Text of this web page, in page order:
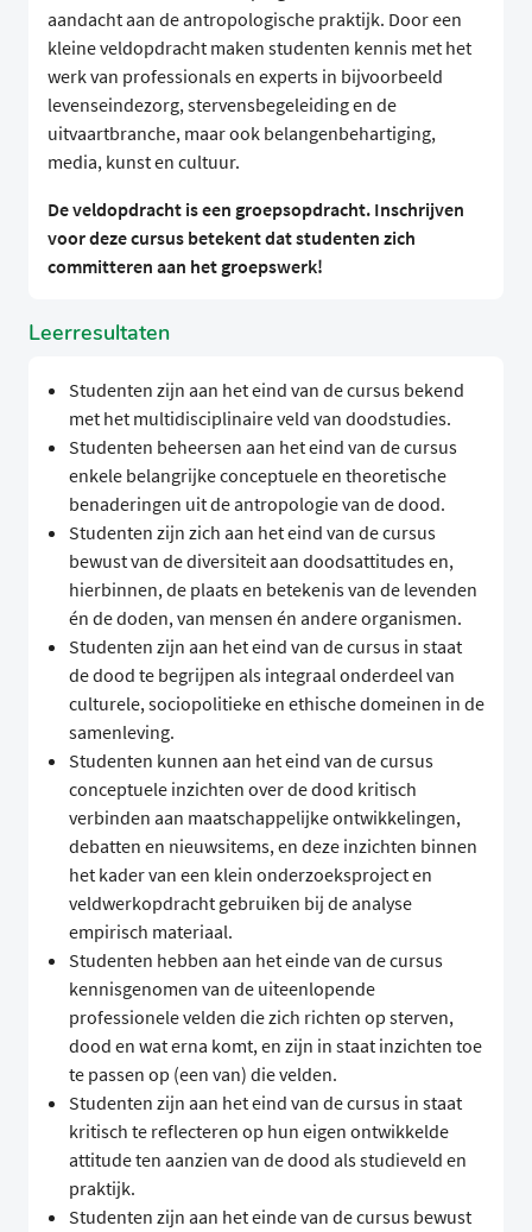
aandacht aan de antropologische praktijk. Door een
kleine veldopdracht maken studenten kennis met het
werk van professionals en experts in bijvoorbeeld
levenseindezorg, stervensbegeleiding en de
uitvaartbranche, maar ook belangenbehartiging,
media, kunst en cultuur.
De veldopdracht is een groepsopdracht. Inschrijven
voor deze cursus betekent dat studenten zich
committeren aan het groepswerk!
Leerresultaten
Studenten zijn aan het eind van de cursus bekend
met het multidisciplinaire veld van doodstudies.
Studenten beheersen aan het eind van de cursus
enkele belangrijke conceptuele en theoretische
benaderingen uit de antropologie van de dood.
Studenten zijn zich aan het eind van de cursus
bewust van de diversiteit aan doodsattitudes en,
hierbinnen, de plaats en betekenis van de levenden
én de doden, van mensen én andere organismen.
Studenten zijn aan het eind van de cursus in staat
de dood te begrijpen als integraal onderdeel van
culturele, sociopolitieke en ethische domeinen in de
samenleving.
Studenten kunnen aan het eind van de cursus
conceptuele inzichten over de dood kritisch
verbinden aan maatschappelijke ontwikkelingen,
debatten en nieuwsitems, en deze inzichten binnen
het kader van een klein onderzoeksproject en
veldwerkopdracht gebruiken bij de analyse
empirisch materiaal.
Studenten hebben aan het einde van de cursus
kennisgenomen van de uiteenlopende
professionele velden die zich richten op sterven,
dood en wat erna komt, en zijn in staat inzichten toe
te passen op (een van) die velden.
Studenten zijn aan het eind van de cursus in staat
kritisch te reflecteren op hun eigen ontwikkelde
attitude ten aanzien van de dood als studieveld en
praktijk.
Studenten zijn aan het einde van de cursus bewust